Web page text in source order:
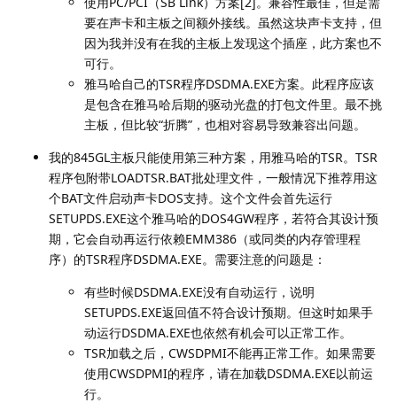
要在声卡和主板之间额外接线。虽然这块声卡支持，但
因为我并没有在我的主板上发现这个插座，此方案也不
可行。
雅马哈自己的TSR程序DSDMA.EXE方案。此程序应该
是包含在雅马哈后期的驱动光盘的打包文件里。最不挑
主板，但比较“折腾”，也相对容易导致兼容出问题。
我的845GL主板只能使用第三种方案，用雅马哈的TSR。TSR
程序包附带LOADTSR.BAT批处理文件，一般情况下推荐用这
个BAT文件启动声卡DOS支持。这个文件会首先运行
SETUPDS.EXE这个雅马哈的DOS4GW程序，若符合其设计预
期，它会自动再运行依赖EMM386（或同类的内存管理程
序）的TSR程序DSDMA.EXE。需要注意的问题是：
有些时候DSDMA.EXE没有自动运行，说明
SETUPDS.EXE返回值不符合设计预期。但这时如果手
动运行DSDMA.EXE也依然有机会可以正常工作。
TSR加载之后，CWSDPMI不能再正常工作。如果需要
使用CWSDPMI的程序，请在加载DSDMA.EXE以前运
行。